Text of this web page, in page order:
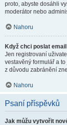
proto, abyste dosáhli
moderátor nebo
Nahoru
Když chci poslat
Jen registrovaní
vestavěný formulář a
z důvodu zabránění
Nahoru
Psaní příspěvků
Jak můžu vytvořit